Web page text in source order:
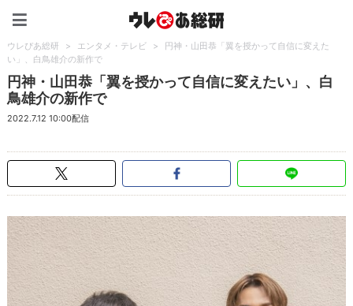
ウレぴあ総研 > エンタメ・テレビ >
円神・山田恭「翼を授かって自信に変えた
い」、白鳥雄介の新作で
円神・山田恭「翼を授かって自信に変えたい」、白
鳥雄介の新作で
2022.7.12 10:00配信